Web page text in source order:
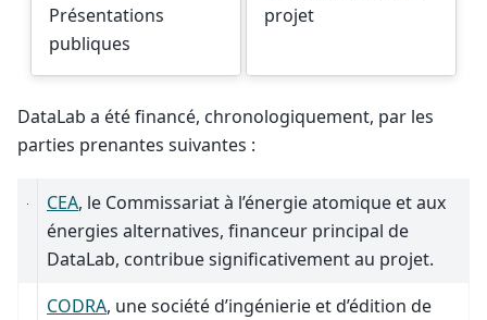
Présentations
publiques
projet
DataLab a été financé, chronologiquement, par les
parties prenantes suivantes :
CEA, le Commissariat à l’énergie atomique et aux
énergies alternatives, financeur principal de
DataLab, contribue significativement au projet.
CODRA, une société d’ingénierie et d’édition de